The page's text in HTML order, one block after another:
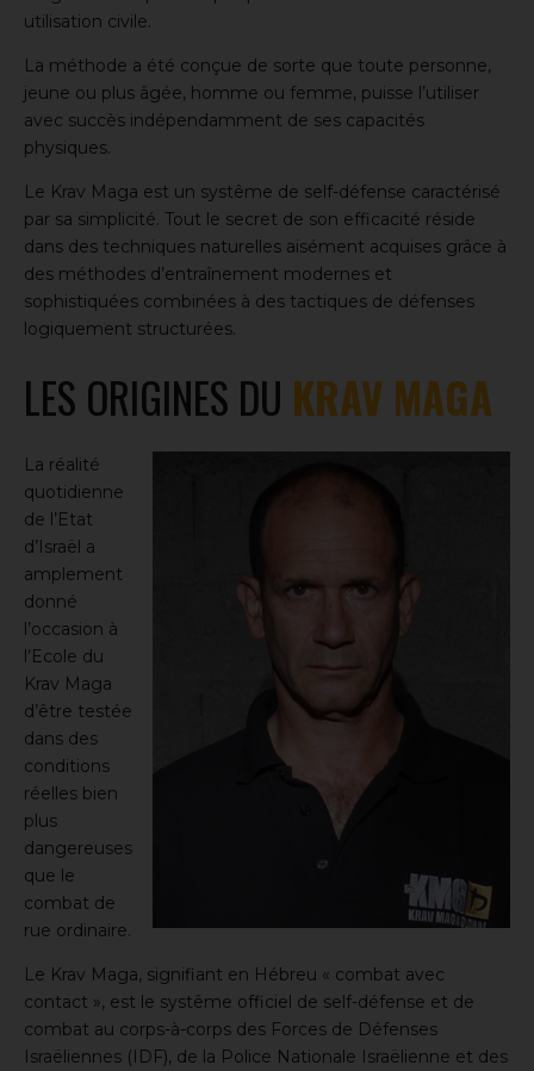
utilisation civile.
La méthode a été conçue de sorte que toute personne,
jeune ou plus âgée, homme ou femme, puisse l’utiliser
avec succès indépendamment de ses capacités
physiques.
Le Krav Maga est un systême de self-défense caractérisé
par sa simplicité. Tout le secret de son efficacité réside
dans des techniques naturelles aisément acquises grâce à
des méthodes d’entraînement modernes et
sophistiquées combinées à des tactiques de défenses
logiquement structurées.
LES ORIGINES DU KRAV MAGA
La réalité
quotidienne
de l’Etat
d’Israël a
amplement
donné
l’occasion à
l’Ecole du
Krav Maga
d’être testée
dans des
conditions
réelles bien
plus
dangereuses
que le
combat de
rue ordinaire.
Le Krav Maga, signifiant en Hébreu « combat avec
contact », est le systême officiel de self-défense et de
combat au corps-à-corps des Forces de Défenses
Israëliennes (IDF), de la Police Nationale Israëlienne et des